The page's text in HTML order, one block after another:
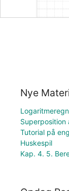
Nye
Tutorial på
Huskespil
Kap. 4. 5.